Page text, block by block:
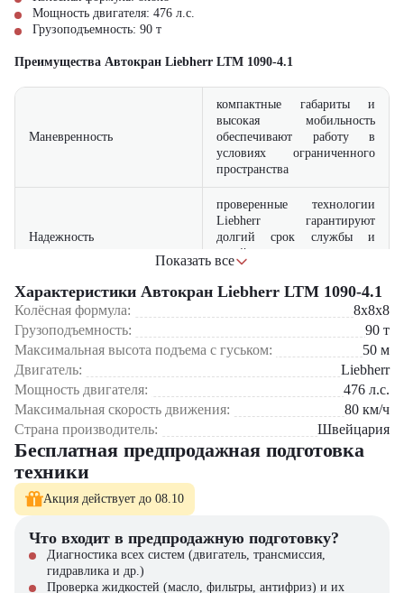
Мощность двигателя: 476 л.с.
Грузоподъемность: 90 т
Преимущества Автокран Liebherr LTM 1090-4.1
Маневренность
компактные габариты и
высокая мобильность
обеспечивают работу в
условиях ограниченного
пространства
Надежность
проверенные технологии
Liebherr гарантируют
долгий срок службы и
устойчивость к
интенсивным нагрузкам
Универсальность
автокран подходит для
выполнения широкого
спектра строительных и
промышленных задач
Точность
современная гидравлическая
система позволяет безопасно
и точно управлять грузами
Экономичность
эффективный двигатель
Где применяется Автокран Liebherr LTM 1090-4.1?
Показать все
Характеристики Автокран Liebherr LTM 1090-4.1
Колёсная формула:
8x8x8
Грузоподъемность:
90 т
Максимальная высота подъема с гуськом:
50 м
Двигатель:
Liebherr
Мощность двигателя:
476 л.с.
Максимальная скорость движения:
80 км/ч
Страна производитель:
Швейцария
Бесплатная предпродажная подготовка
техники
Акция действует до 08.10
Что входит в предпродажную подготовку?
Диагностика всех систем (двигатель, трансмиссия,
гидравлика и др.)
Проверка жидкостей (масло, фильтры, антифриз) и их